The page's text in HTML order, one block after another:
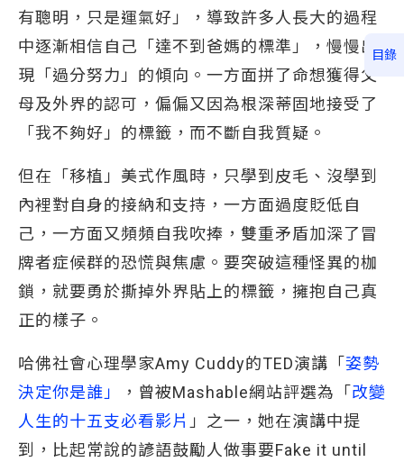
有聰明，只是運氣好」，導致許多人長大的過程
中逐漸相信自己「達不到爸媽的標準」，慢慢出
現「過分努力」的傾向。一方面拼了命想獲得父
母及外界的認可，偏偏又因為根深蒂固地接受了
「我不夠好」的標籤，而不斷自我質疑。
但在「移植」美式作風時，只學到皮毛、沒學到
內裡對自身的接納和支持，一方面過度貶低自
己，一方面又頻頻自我吹捧，雙重矛盾加深了冒
牌者症候群的恐慌與焦慮。要突破這種怪異的枷
鎖，就要勇於撕掉外界貼上的標籤，擁抱自己真
正的樣子。
哈佛社會心理學家Amy Cuddy的TED演講「姿勢
決定你是誰」
，曾被Mashable網站評選為「改變
人生的十五支必看影片 」之一，她在演講中提
到，比起常說的諺語鼓勵人做事要Fake it until
目錄